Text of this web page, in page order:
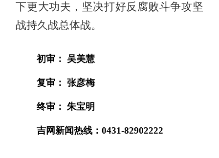
下更大功夫，坚决打好反腐败斗争攻坚
战持久战总体战。
初审： 吴美慧
复审： 张彦梅
终审： 朱宝明
吉网新闻热线：0431-82902222